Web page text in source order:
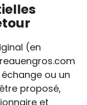
(en
ou un
proposé,
et